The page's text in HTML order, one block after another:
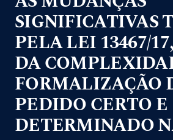
SIGNIFICATIVAS
PELA LEI 13467/
DA
FORMALIZAÇÃO
PEDIDO CERTO E
DETERMINADO